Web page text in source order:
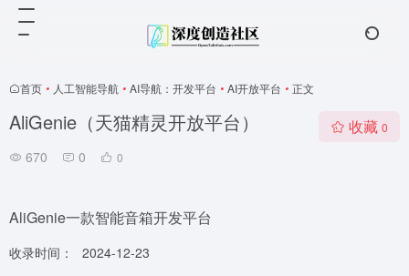
首页 • 人工智能导航 • AI导航：开发平台 • AI开放平台 • 正文
AliGenie（天猫精灵开放平台）
670 0 0
收藏 0
AliGenie一款智能音箱开发平台
收录时间： 2024-12-23